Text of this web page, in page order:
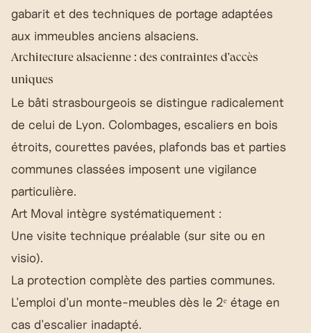
gabarit et des techniques de portage adaptées
aux immeubles anciens alsaciens.
Architecture alsacienne : des contraintes d'accès
uniques
Le bâti strasbourgeois se distingue radicalement
de celui de Lyon. Colombages, escaliers en bois
étroits, courettes pavées, plafonds bas et parties
communes classées imposent une vigilance
particulière.
Art Moval intègre systématiquement :
Une visite technique préalable (sur site ou en
visio).
La protection complète des parties communes.
L'emploi d'un monte-meubles dès le 2ᵉ étage en
cas d'escalier inadapté.